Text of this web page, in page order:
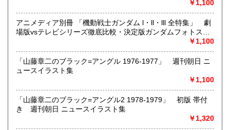
定休日：なし 年末は30日午後5時に閉店、年始は3日正午よ
書籍の買取について
メール web@bookdash.net または専用ページでお問い合
わせください。
お電話 03-3219-5991でも受け付けております。
お取引内容は、ご依頼されたあとの返信メールに、さらに詳
しく説明した文章をお付けしております。ご安心ください。
は’82年春を席巻できるか？ 宇宙戦士バルディオス・マンザ
イ太閤記・タオタオ・テクノポリス・ゴッドマーズ 他
Animage
￥1,100
アニメディア別冊 「機動戦士ガンダム l・ll・lll 全特集」 劇
場版vsテレビシリーズ徹底比較・決定版ガンダムフォトスト
ーリー・キャラクター/メカ 美術設定集 他 安彦良和 1982
年4月
￥1,100
「山藤章二のブラック=アングル 1976-1977」 週刊朝日 ニ
ュースイラスト集
￥1,100
「山藤章二のブラック=アングル2 1978-1979」 初版 帯付
き 週刊朝日 ニュースイラスト集
￥1,320